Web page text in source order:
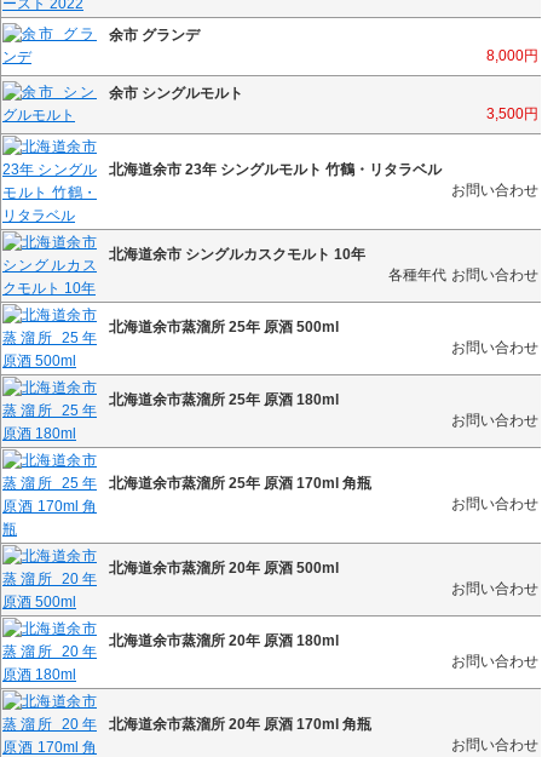
余市 グランデ
8,000円
余市 シングルモルト
3,500円
北海道余市 23年 シングルモルト 竹鶴・リタラベル
お問い合わせ
北海道余市 シングルカスクモルト 10年
各種年代 お問い合わせ
北海道余市蒸溜所 25年 原酒 500ml
お問い合わせ
北海道余市蒸溜所 25年 原酒 180ml
お問い合わせ
北海道余市蒸溜所 25年 原酒 170ml 角瓶
お問い合わせ
北海道余市蒸溜所 20年 原酒 500ml
お問い合わせ
北海道余市蒸溜所 20年 原酒 180ml
お問い合わせ
北海道余市蒸溜所 20年 原酒 170ml 角瓶
お問い合わせ